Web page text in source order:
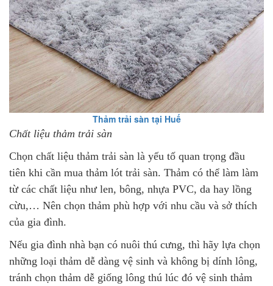
Thảm trải sàn tại Huế
Chất liệu thảm trải sàn
Chọn chất liệu thảm trải sàn là yếu tố quan trọng đầu
tiên khi cần mua thảm lót trải sàn. Thảm có thể làm làm
từ các chất liệu như len, bông, nhựa PVC, da hay lồng
cừu,… Nên chọn thảm phù hợp với nhu cầu và sở thích
của gia đình.
Nếu gia đình nhà bạn có nuôi thú cưng, thì hãy lựa chọn
những loại thảm dễ dàng vệ sinh và không bị dính lông,
tránh chọn thảm dễ giống lông thú lúc đó vệ sinh thảm